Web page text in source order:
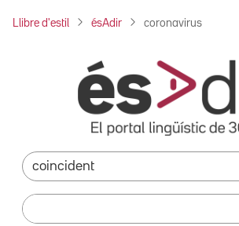
Llibre d'estil ésAdir coronavirus